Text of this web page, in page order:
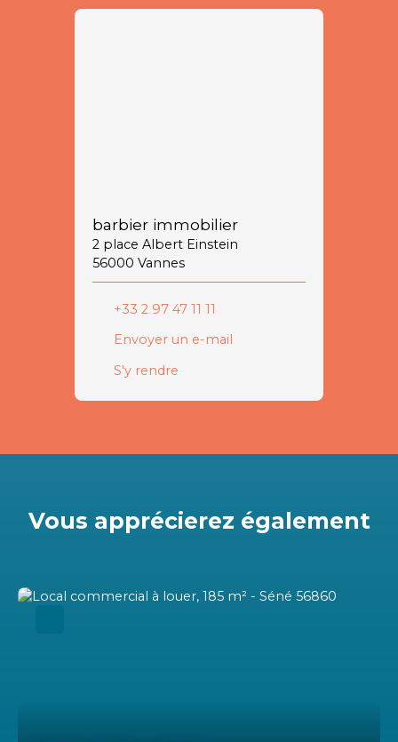
barbier immobilier
2 place Albert Einstein
56000 Vannes
+33 2 97 47 11 11
Envoyer un e-mail
S'y rendre
Vous apprécierez également